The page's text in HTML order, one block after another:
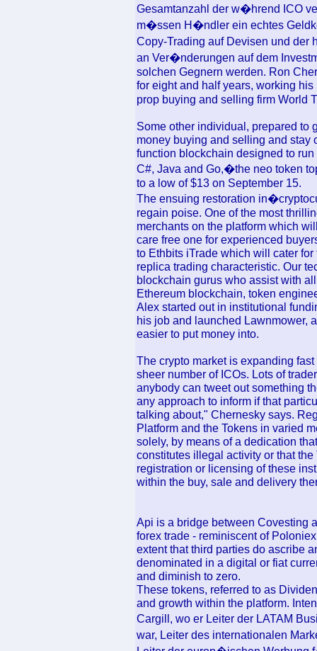
Gesamtanzahl der w�hrend ICO
m�ssen H�ndler ein echtes
Copy-Trading auf Devisen und
an Ver�nderungen auf dem
solchen Gegnern werden. Ron
for eight and half years, working
prop buying and selling firm World
Some other individual, prepared to
money buying and selling and stay
function blockchain designed to
C#, Java and Go,�the neo token
to a low of $13 on September 15.
The ensuing restoration
regain poise. One of the most
merchants on the platform which
care free one for experienced
to Ethbits iTrade which will cater
replica trading characteristic. Our
blockchain gurus who assist with
Ethereum blockchain, token
Alex started out in institutional
his job and launched Lawnmower,
easier to put money into.
The crypto market is expanding
sheer number of ICOs. Lots of
anybody can tweet out something
any approach to inform if that
talking about," Chernesky says.
Platform and the Tokens in varied
solely, by means of a dedication
constitutes illegal activity or that
registration or licensing of these
within the buy, sale and delivery
Api is a bridge between Covesting
forex trade - reminiscent of
extent that third parties do ascribe
denominated in a digital or fiat
and diminish to zero.
These tokens, referred to as
and growth within the platform.
Cargill, wo er Leiter der LATAM
war, Leiter des internationalen